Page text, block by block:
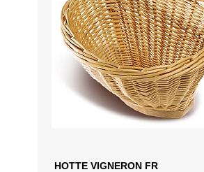
HOTTE VIGNERON FR
AJOUTER AU DEVIS